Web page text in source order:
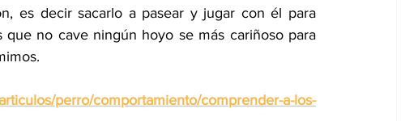
es decir sacarlo a pasear y jugar con él para
que no cave ningún hoyo se más cariñoso para
perro/comportamiento/comprender-a-los-